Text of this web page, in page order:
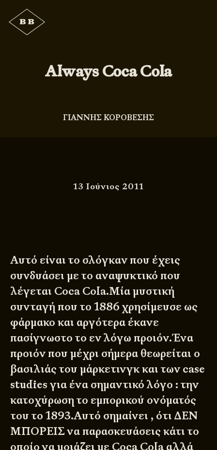
Always Coca Cola
ΓΙΑΝΝΗΣ ΚΟΡΟΒΕΣΗΣ
13 Ιούνιος 2011
Αυτό είναι το σλόγκαν που έχεις
συνδυάσει με το αναψυκτικό που
λέγεται Coca Cola.Μία μυστική
συνταγή που το 1886 χρησίμευσε ως
φάρμακο και αργότερα έκανε
πασίγνωστο το εν λόγω προιόν.Ένα
προιόν που μέχρι σήμερα θεωρείται ο
βασιλιάς του μάρκετινγκ και των case
studies για ένα σημαντικό λόγο : την
κατοχύρωση το εμπορικού ονόματός
του το 1893.Αυτό σημαίνει , ότι ΔΕΝ
ΜΠΟΡΕΙΣ να παρασκευάσεις κάτι το
οποίο να μοιάζει με Coca Cola αλλά